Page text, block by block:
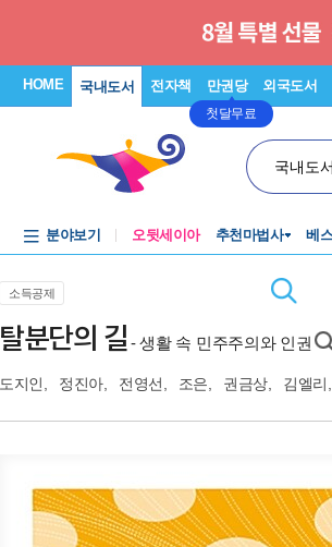
HOME 국내도서 전자책 만권당
첫달무료
외국도서
국내도
분야보기 오뒷세이아 추천마법사 베
소득공제
탈분단의 길 - 생활 속 민주주의와 인권
도지인 정진아 전영선 조은 권금상 김엘리